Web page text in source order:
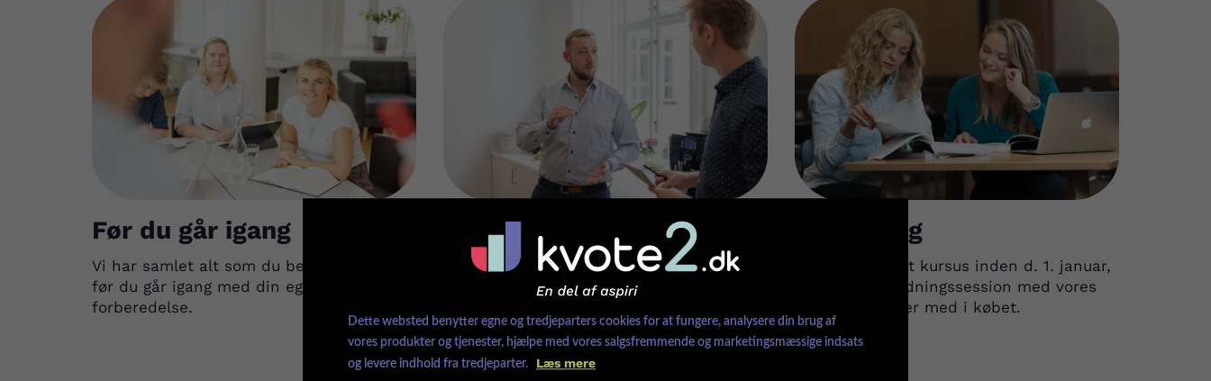
Før du går igang
Vi har samlet alt som du behøver at vide
før du går igang med din egen kvote 2
forberedelse.
Forberedelse
Uanset om du skal skrive en motiveret
ansøgning eller til optagelsesprøve, er det
Vejledning
Når du køber et kursus inden d. 1. januar,
får du en vejledningssession med vores
kvote 2-vejleder med i købet.
Dette websted benytter egne og tredjeparters cookies for at fungere, analysere din brug af
vores produkter og tjenester, hjælpe med vores salgsfremmende og marketingsmæssige indsats
og levere indhold fra tredjeparter. Læs mere